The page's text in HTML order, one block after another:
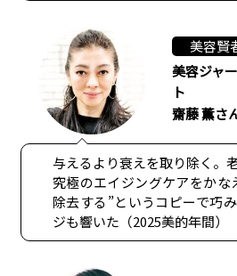
美容賢
美容ジャ
ト
齋藤 薫さ
与えるより衰えを取り除く。
究極のエイジングケアをかな
除去する”というコピーで巧
ジも響いた（2025美的年間）